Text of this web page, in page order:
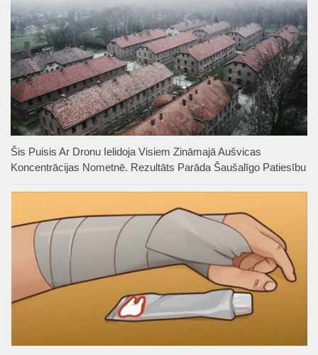
Šis Puisis Ar Dronu Ielidoja Visiem Zināmajā Aušvicas
Koncentrācijas Nometnē. Rezultāts Parāda Šaušalīgo Patiesību